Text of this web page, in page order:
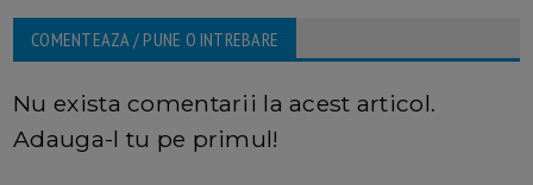
COMENTEAZA / PUNE O INTREBARE
Nu exista comentarii la acest articol.
Adauga-l tu pe primul!